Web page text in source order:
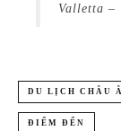
Valletta –
DU LỊCH CHÂU
ĐIỂM ĐẾN